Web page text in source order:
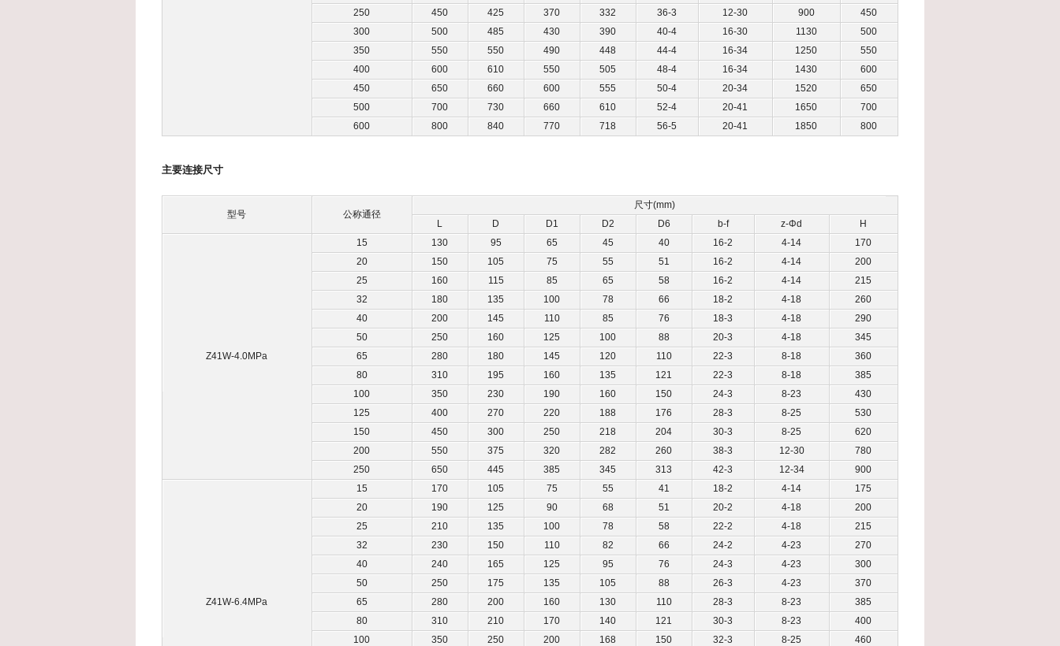
250
450 425 370 332 36-3 12-30 900
450
300
500 485 430 390 40-4 16-30 1130
500
350
550 550 490 448 44-4 16-34 1250
550
400
600 610 550 505 48-4 16-34 1430
600
450
650 660 600 555 50-4 20-34 1520
650
500
700 730 660 610 52-4 20-41 1650
700
600
800 840 770 718 56-5 20-41 1850 800
主要连接尺寸
型号 公称通径
尺寸(mm)
L
D D1 D2 D6 b-f z-Φd H
Z41W-4.0MPa
15 130 95 65 45 40 16-2 4-14
170
20
150 105 75 55 51 16-2 4-14
200
25
160 115 85 65 58 16-2 4-14
215
32
180 135 100 78 66 18-2 4-18
260
40
200 145 110 85 76 18-3 4-18
290
50
250 160 125 100 88 20-3 4-18
345
65
280 180 145 120 110 22-3 8-18
360
80
310 195 160 135 121 22-3 8-18
385
100
350 230 190 160 150 24-3 8-23
430
125
400 270 220 188 176 28-3 8-25
530
150
450 300 250 218 204 30-3 8-25
620
200
550 375 320 282 260 38-3 12-30
780
250
650 445 385 345 313 42-3 12-34 900
Z41W-6.4MPa
15 170 105 75 55 41 18-2 4-14
175
20
190 125 90 68 51 20-2 4-18
200
25
210 135 100 78 58 22-2 4-18
215
32
230 150 110 82 66 24-2 4-23
270
40
240 165 125 95 76 24-3 4-23
300
50
250 175 135 105 88 26-3 4-23
370
65
280 200 160 130 110 28-3 8-23
385
80
310 210 170 140 121 30-3 8-23
400
100
350 250 200 168 150 32-3 8-25
460